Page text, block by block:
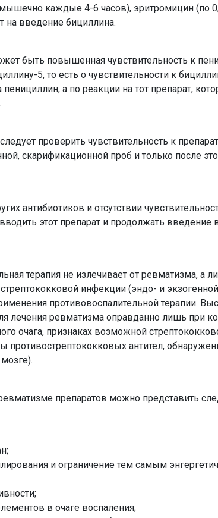
каждые 4-6 часов), эритромицин (по
на введение бициллина.
быть повышенная чувствительность к
5, то есть о чувствительности к
а по реакции на тот препарат,
проверить чувствительность к
скарификационной проб и только после
антибиотиков и отсутствии
этот препарат и продолжать введение
терапия не излечивает от ревматизма, а
инфекции (эндо- и
противовоспалительной терапии.
лечения ревматизма оправданно лишь при
очага, признаках возможной
антител,
препаратов можно представить
и ограничение тем самым
в очаге воспаления;